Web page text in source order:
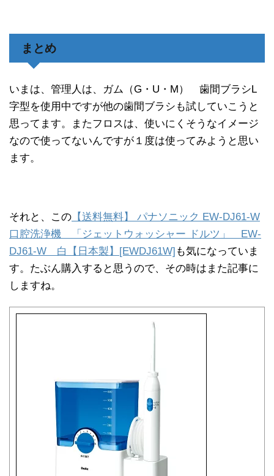
まとめ
いまは、管理人は、ガム（G・U・M） 歯間ブラシL
字型を使用中ですが他の歯間ブラシも試していこうと
思ってます。またフロスは、使いにくそうなイメージ
なので使ってないんですが１度は使ってみようと思い
ます。
それと、この 【送料無料】 パナソニック EW-DJ61-W
口腔洗浄機 「ジェットウォッシャー ドルツ」 EW-
DJ61-W 白【日本製】[EWDJ61W] も気になっていま
す。たぶん購入すると思うので、その時はまた記事に
しますね。